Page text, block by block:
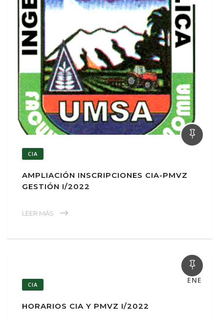
CIA
AMPLIACIÓN INSCRIPCIONES CIA-PMVZ
GESTIÓN I/2022
LEER MÁS
28
ENE
CIA
HORARIOS CIA Y PMVZ I/2022